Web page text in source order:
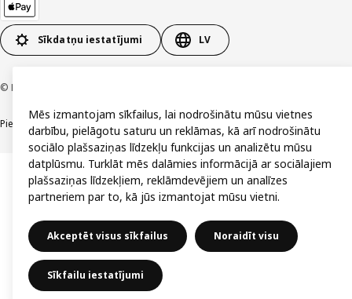
Sīkdatņu iestatījumi LV
© Inter IKEA Systems B.V. 1999-2026
Piekļūstamība Vispārīgi noteikumi Privātuma un sīkdatņu politika Kontakti
Mēs izmantojam sīkfailus, lai nodrošinātu mūsu vietnes
darbību, pielāgotu saturu un reklāmas, kā arī nodrošinātu
sociālo plašsaziņas līdzekļu funkcijas un analizētu mūsu
datplūsmu. Turklāt mēs dalāmies informācijā ar sociālajiem
plašsaziņas līdzekļiem, reklāmdevējiem un analīzes
partneriem par to, kā jūs izmantojat mūsu vietni.
Akceptēt visus sīkfailus Noraidīt visu
Sīkfailu iestatījumi